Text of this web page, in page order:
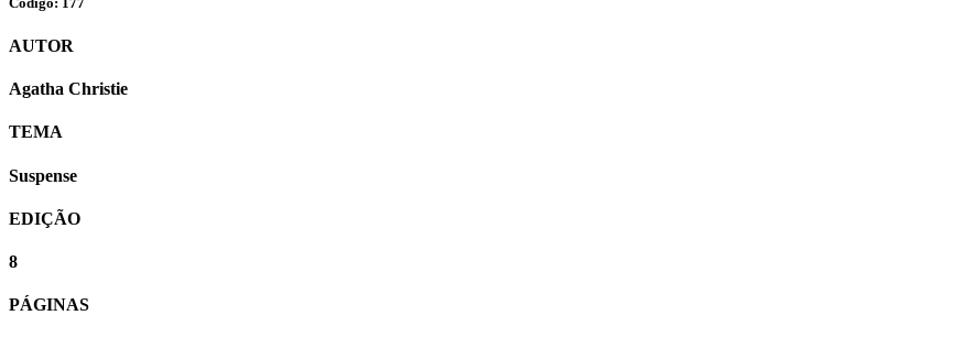
AUTOR
Agatha Christie
TEMA
Suspense
EDIÇÃO
8
PÁGINAS